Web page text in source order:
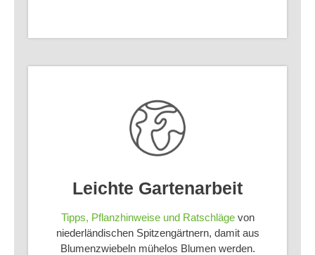
Leichte Gartenarbeit
Tipps, Pflanzhinweise und Ratschlägevon
niederländischen Spitzengärtnern, damit aus
Blumenzwiebeln mühelos Blumen werden.